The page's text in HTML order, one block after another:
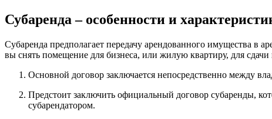
Субаренда – особенности и
Субаренда предполагает передачу арендованного имущества в
вы снять помещение для бизнеса, или жилую квартиру, для
Основной договор заключается непосредственно между
Предстоит заключить официальный договор субаренды,
субарендатором.